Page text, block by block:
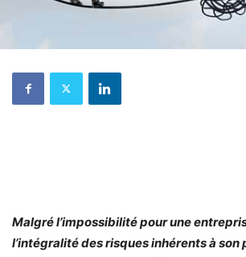
Malgré l’impossibilité pour une
l’intégralité des risques inhérents à son